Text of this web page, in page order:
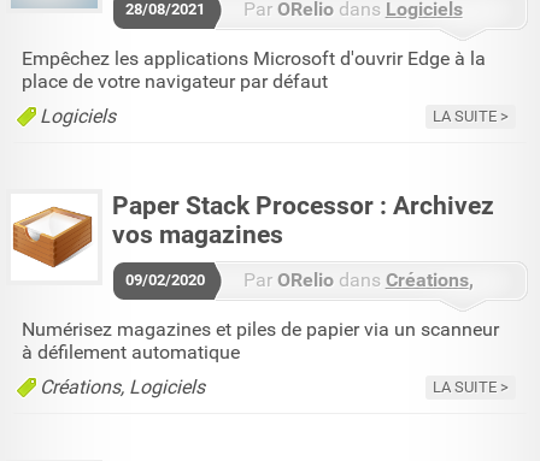
28/08/2021 Par ORelio dans Logiciels
1 commentaire
Empêchez les applications Microsoft d'ouvrir Edge à la
place de votre navigateur par défaut
Logiciels
LA SUITE
Paper Stack Processor : Archivez
vos magazines
09/02/2020 Par ORelio dans Créations
Logiciels
Numérisez magazines et piles de papier via un scanneur
à défilement automatique
Créations Logiciels LA SUITE